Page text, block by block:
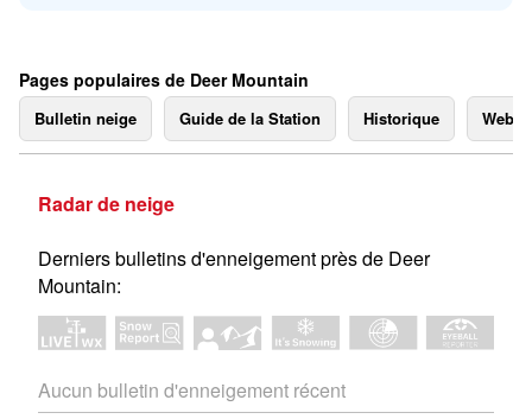
Pages populaires de Deer Mountain
Bulletin neige Guide de la Station Historique
Radar de neige
Derniers bulletins d'enneigement près de Deer
Mountain:
Aucun bulletin d'enneigement récent